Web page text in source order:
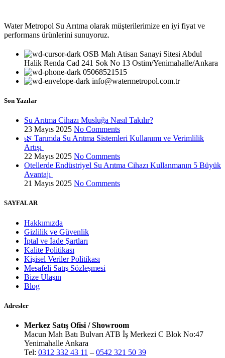
Water Metropol Su Arıtma olarak müşterilerimize en iyi fiyat ve
performans ürünlerini sunuyoruz.
OSB Mah Atisan Sanayi Sitesi Abdul
Halik Renda Cad 241 Sok No 13 Ostim/Yenimahalle/Ankara
05068521515
info@watermetropol.com.tr
Son Yazılar
Su Arıtma Cihazı Musluğa Nasıl Takılır?
23 Mayıs 2025 No Comments
🌿 Tarımda Su Arıtma Sistemleri Kullanımı ve Verimlilik
Artışı
22 Mayıs 2025 No Comments
Otellerde Endüstriyel Su Arıtma Cihazı Kullanmanın 5 Büyük
Avantajı
21 Mayıs 2025 No Comments
SAYFALAR
Hakkımızda
Gizlilik ve Güvenlik
İptal ve İade Şartları
Kalite Politikası
Kişisel Veriler Politikası
Mesafeli Satış Sözleşmesi
Bize Ulaşın
Blog
Adresler
Merkez Satış Ofisi / Showroom
Macun Mah Batı Bulvarı ATB İş Merkezi C Blok No:47
Yenimahalle Ankara
Tel: 0312 332 43 11 – 0542 321 50 39